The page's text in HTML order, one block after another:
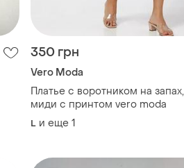
350 грн
Vero Moda
Платье с воротником на
миди с принтом vero moda
L и еще 1